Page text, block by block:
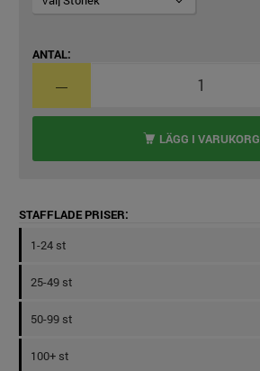
ANTAL:
LÄGG I VARUKORG
STAFFLADE PRISER:
1-24 st
25-49 st
50-99 st
100+ st